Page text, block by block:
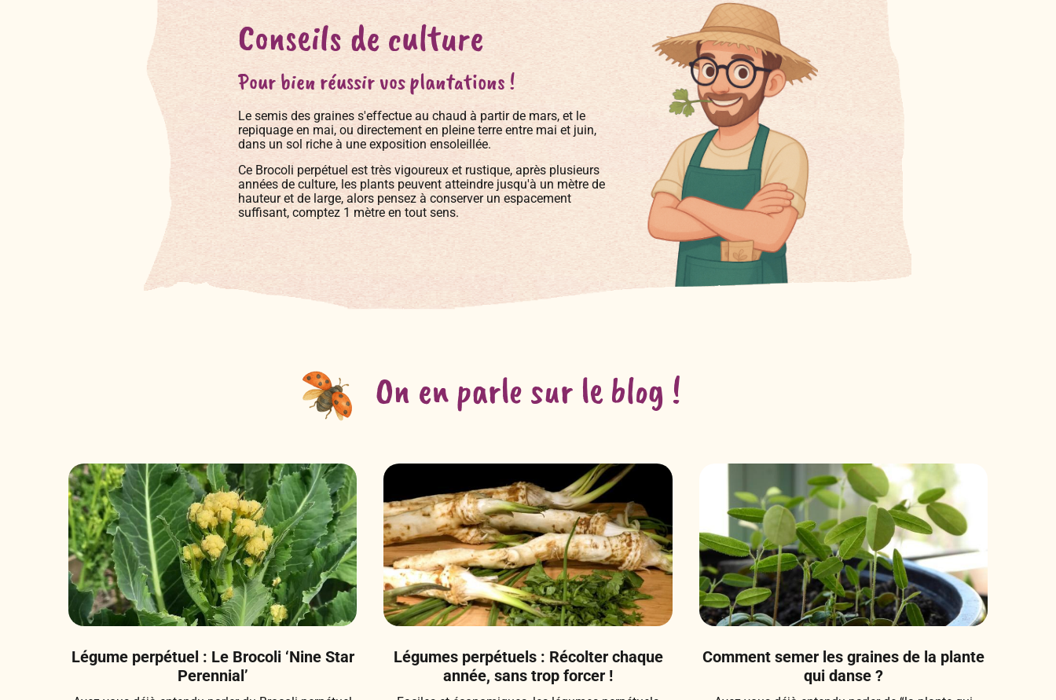
Conseils de culture
Pour bien réussir vos plantations !
Le semis des graines s'effectue au chaud à partir de mars, et le
repiquage en mai, ou directement en pleine terre entre mai et juin,
dans un sol riche à une exposition ensoleillée.
Ce Brocoli perpétuel est très vigoureux et rustique, après plusieurs
années de culture, les plants peuvent atteindre jusqu'à un mètre de
hauteur et de large, alors pensez à conserver un espacement
suffisant, comptez 1 mètre en tout sens.
On en parle sur le blog !
Légume perpétuel : Le Brocoli ‘Nine Star
Perennial’
Légumes perpétuels : Récolter chaque
année, sans trop forcer !
Comment semer les graines de la plante
qui danse ?